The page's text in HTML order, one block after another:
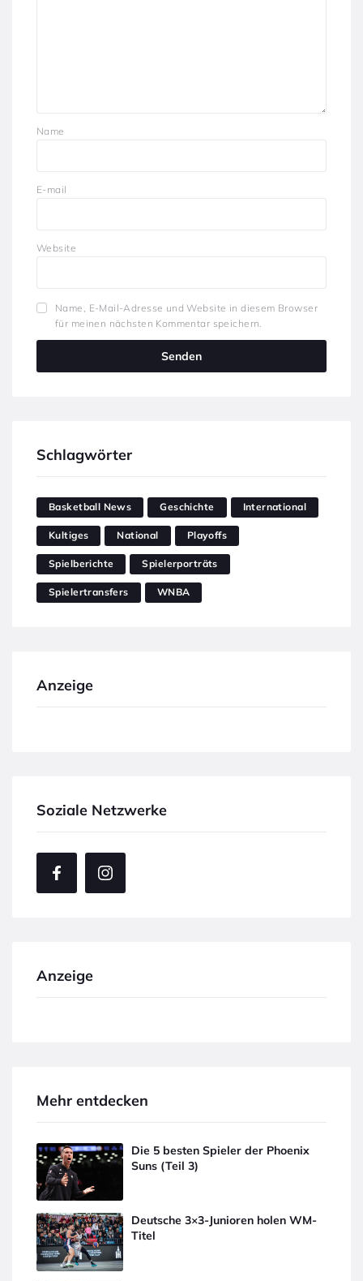
Name
E-mail
Website
Name, E-Mail-Adresse und Website in diesem Browser
für meinen nächsten Kommentar speichern.
Schlagwörter
Basketball News Geschichte International
Kultiges National Playoffs
Spielberichte Spielerporträts
Spielertransfers WNBA
Anzeige
Soziale Netzwerke
Anzeige
Mehr entdecken
Die 5 besten Spieler der Phoenix
Suns (Teil 3)
Deutsche 3×3-Junioren holen WM-
Titel